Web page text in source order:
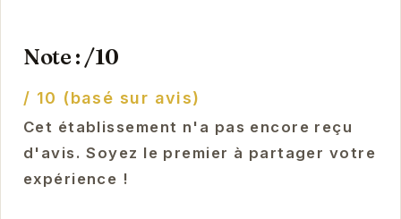
Note : /10
/ 10 (basé sur avis)
Cet établissement n'a pas encore reçu
d'avis. Soyez le premier à partager votre
expérience !